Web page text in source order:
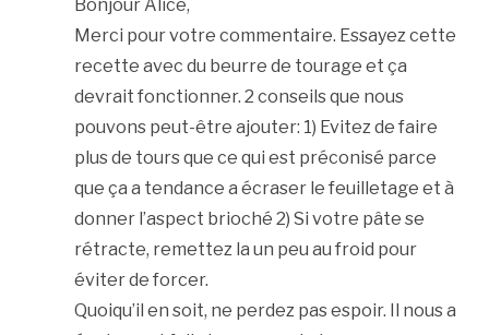
Bonjour Alice,
Merci pour votre commentaire. Essayez cette
recette avec du beurre de tourage et ça
devrait fonctionner. 2 conseils que nous
pouvons peut-être ajouter: 1) Evitez de faire
plus de tours que ce qui est préconisé parce
que ça a tendance a écraser le feuilletage et à
donner l’aspect brioché 2) Si votre pâte se
rétracte, remettez la un peu au froid pour
éviter de forcer.
Quoiqu’il en soit, ne perdez pas espoir. Il nous a